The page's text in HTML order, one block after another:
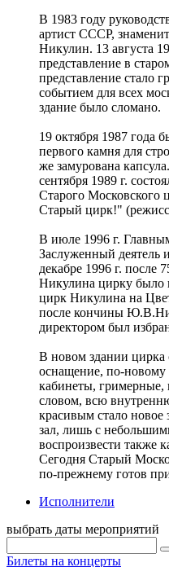
В 1983 году
артист СССР,
Никулин. 13 августа
представление в
представление стало
событием для всех
здание было сломано.
19 октября 1987 года
первого камня для
же замурована
сентября 1989 г.
Старого Московского
Старый цирк!"
В июле 1996 г.
Заслуженный деятель
декабре 1996 г. после
Никулина цирку было
цирк Никулина на
после кончины
директором был
В новом здании цирка
оснащение, по-
кабинеты,
словом, всю
красивым стало новое
зал, лишь с
воспроизвести также
Сегодня Старый
по-прежнему готов
Исполнители
выбрать даты мероприятий
Билеты на концерты